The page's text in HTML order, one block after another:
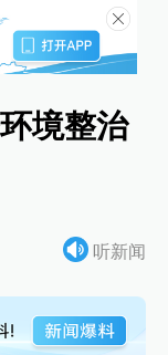
境整治
听新闻